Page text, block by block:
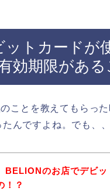
ットカードが
効期限がある
ことを教えてもらっ
んですよね。でも、、
BELIONのお店でデビッ
！？